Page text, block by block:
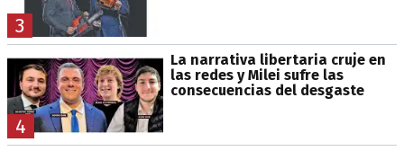
3
4
La narrativa libertaria cruje en
las redes y Milei sufre las
consecuencias del desgaste